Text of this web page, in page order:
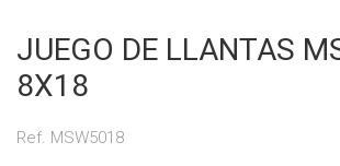
JUEGO DE LLANTAS
8X18
Ref. MSW5018